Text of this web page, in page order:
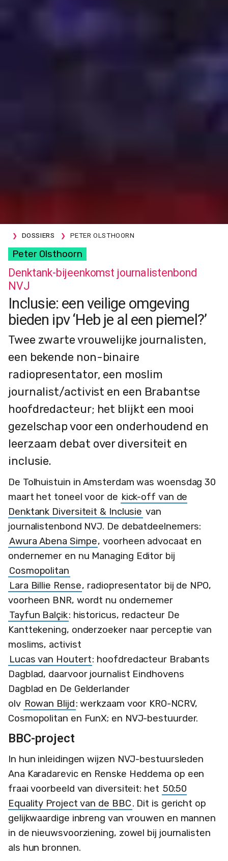
DOSSIERS PETER OLSTHOORN
Peter Olsthoorn
Denktank-bijeenkomst journalistenbond
NVJ
Inclusie: een veilige omgeving
bieden ipv ‘Heb je al een piemel?’
Twee zwarte vrouwelijke journalisten,
een bekende non-binaire
radiopresentator, een moslim
journalist/activist en een Brabantse
hoofdredacteur; het blijkt een mooi
gezelschap voor een onderhoudend en
leerzaam debat over diversiteit en
inclusie.
De Tolhuistuin in Amsterdam was woensdag 30
maart het toneel voor de kick-off van de
Denktank Diversiteit & Inclusie van
journalistenbond NVJ. De debatdeelnemers:
Awura Abena Simpe, voorheen advocaat en
ondernemer en nu Managing Editor bij
Cosmopolitan
Lara Billie Rense, radiopresentator bij de NPO,
voorheen BNR, wordt nu ondernemer
Tayfun Balçik: historicus, redacteur De
Kanttekening, onderzoeker naar perceptie van
moslims, activist
Lucas van Houtert: hoofdredacteur Brabants
Dagblad, daarvoor journalist Eindhovens
Dagblad en De Gelderlander
olv Rowan Blijd: werkzaam voor KRO-NCRV,
Cosmopolitan en FunX; en NVJ-bestuurder.
BBC-project
In hun inleidingen wijzen NVJ-bestuursleden
Ana Karadarevic en Renske Heddema op een
fraai voorbeeld van diversiteit: het 50:50
Equality Project van de BBC. Dit is gericht op
gelijkwaardige inbreng van vrouwen en mannen
in de nieuwsvoorziening, zowel bij journalisten
als hun bronnen.